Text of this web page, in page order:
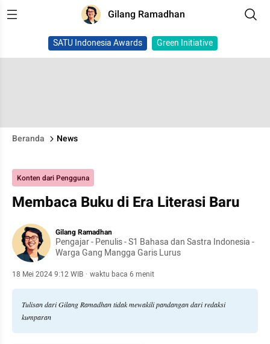
Gilang Ramadhan
SATU Indonesia Awards Green Initiative
Beranda News
Konten dari Pengguna
Membaca Buku di Era Literasi Baru
Gilang Ramadhan
Pengajar - Penulis - S1 Bahasa dan Sastra Indonesia -
Warga Gang Mangga Garis Lurus
18 Mei 2024 9:12 WIB · waktu baca 6 menit
Tulisan dari Gilang Ramadhan tidak mewakili pandangan dari redaksi
kumparan